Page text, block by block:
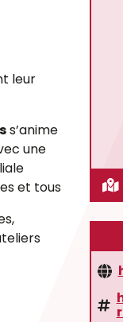
leur
s’anime
une
et tous